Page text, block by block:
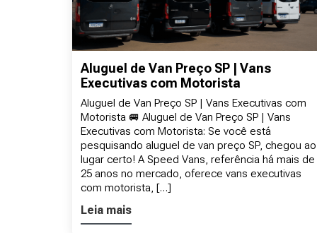
Aluguel de Van Preço SP | Vans
Executivas com Motorista
Aluguel de Van Preço SP | Vans Executivas com
Motorista 🚐 Aluguel de Van Preço SP | Vans
Executivas com Motorista: Se você está
pesquisando aluguel de van preço SP, chegou ao
lugar certo! A Speed Vans, referência há mais de
25 anos no mercado, oferece vans executivas
com motorista, […]
Leia mais